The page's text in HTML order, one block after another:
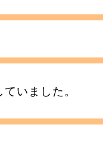
いました。